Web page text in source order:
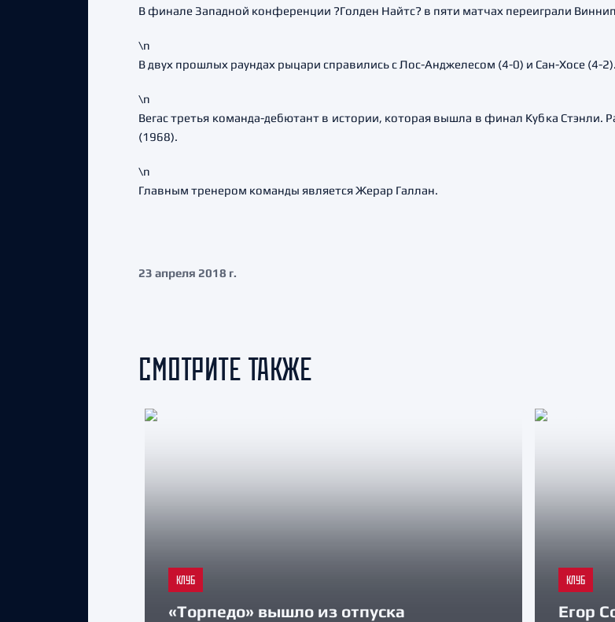
В финале Западной конференции ?Голден Найтс? в пяти матчах переиграли
\n
В двух прошлых раундах рыцари справились с Лос-Анджелесом (4-0) и Сан-Хосе (4-2).
\n
Вегас третья команда-дебютант в истории, которая вышла в финал Кубка Стэнли.
(1968).
\n
Главным тренером команды является Жерар Галлан.
23 апреля 2018 г.
СМОТРИТЕ ТАКЖЕ
КЛУБ
«Торпедо» вышло из отпуска
КЛУБ
Егор